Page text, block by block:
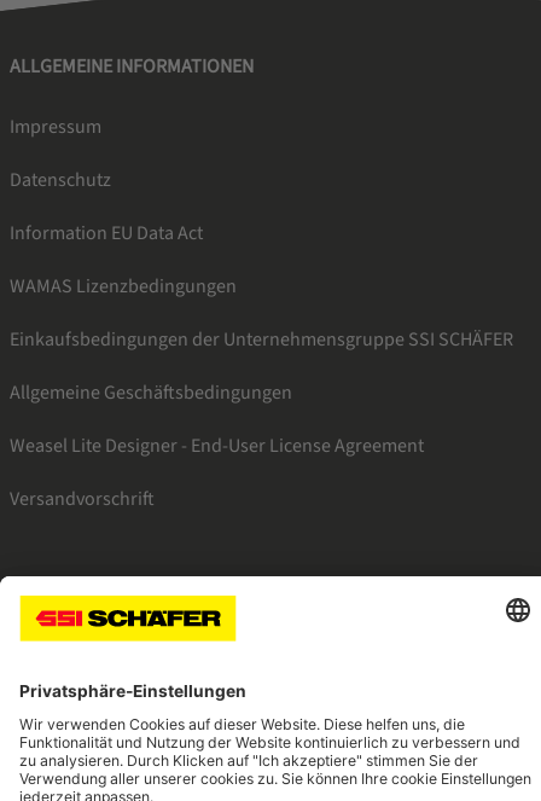
ALLGEMEINE INFORMATIONEN
Impressum
Datenschutz
Information EU Data Act
WAMAS Lizenzbedingungen
Einkaufsbedingungen der Unternehmensgruppe SSI SCHÄFER
Allgemeine Geschäftsbedingungen
Weasel Lite Designer - End-User License Agreement
Versandvorschrift
SSI linkedinSSI instagramSSI facebook